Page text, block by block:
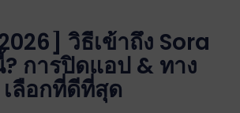
วิธีเข้าถึง Sora
การปิดแอป & ทาง
เลือกที่ดีที่สุด